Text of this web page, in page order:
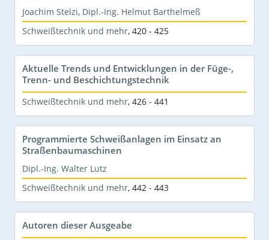
Joachim Stelzi, Dipl.-Ing. Helmut Barthelmeß
Schweißtechnik und mehr, 420 - 425
Aktuelle Trends und Entwicklungen in der Füge-,
Trenn- und Beschichtungstechnik
Schweißtechnik und mehr, 426 - 441
Programmierte Schweißanlagen im Einsatz an
Straßenbaumaschinen
Dipl.-Ing. Walter Lutz
Schweißtechnik und mehr, 442 - 443
Autoren dieser Ausgeabe